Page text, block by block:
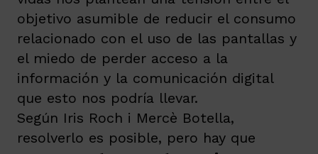
objetivo asumible de reducir el consumo
relacionado con el uso de las pantallas y
el miedo de perder acceso a la
información y la comunicación digital
que esto nos podría llevar.
Según Iris Roch i Mercè Botella,
resolverlo es posible, pero hay que